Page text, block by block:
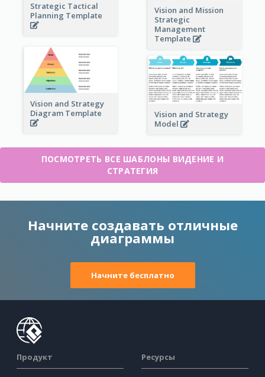
Strategic Tactical
Planning Template
Vision and Mission
Strategic
Management
Template
Vision and Strategy
Diagram Template
Vision and Strategy
Model
ПОСМОТРЕТЬ ВСЕ ШАБЛОНЫ ВИДЕНИЕ И
СТРАТЕГИЯ
Начните создавать отличные
диаграммы
Начните бесплатно
Продукт Ресурсы